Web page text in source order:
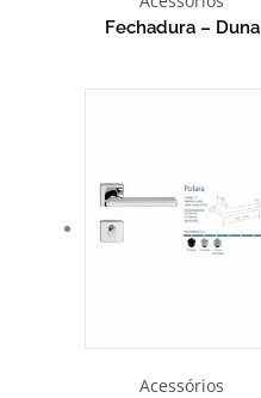
Fechadura – Duna
Acessórios